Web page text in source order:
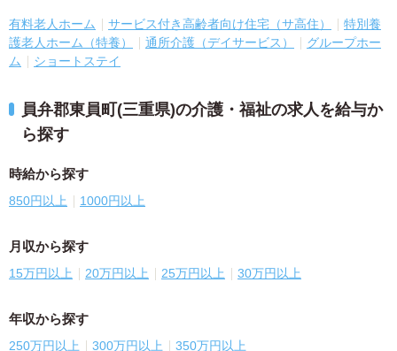
有料老人ホーム サービス付き高齢者向け住宅（サ高住）
特別養
護老人ホーム（特養）
通所介護（デイサービス）
グループホー
ム
ショートステイ
員弁郡東員町(三重県)の介護・福祉の求人を給与か
ら探す
時給から探す
850円以上 1000円以上
月収から探す
15万円以上 20万円以上 25万円以上 30万円以上
年収から探す
250万円以上 300万円以上 350万円以上